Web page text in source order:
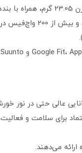
می‌دهند.